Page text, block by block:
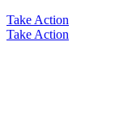
Take Action
Take Action